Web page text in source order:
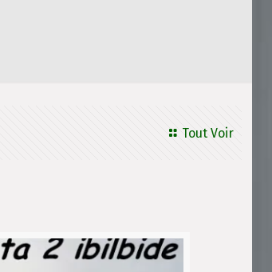
Tout Voir